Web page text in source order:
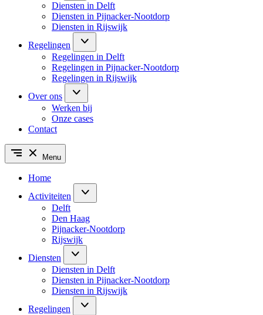
Diensten in Delft
Diensten in Pijnacker-Nootdorp
Diensten in Rijswijk
Regelingen
Regelingen in Delft
Regelingen in Pijnacker-Nootdorp
Regelingen in Rijswijk
Over ons
Werken bij
Onze cases
Contact
Menu
Home
Activiteiten
Delft
Den Haag
Pijnacker-Nootdorp
Rijswijk
Diensten
Diensten in Delft
Diensten in Pijnacker-Nootdorp
Diensten in Rijswijk
Regelingen